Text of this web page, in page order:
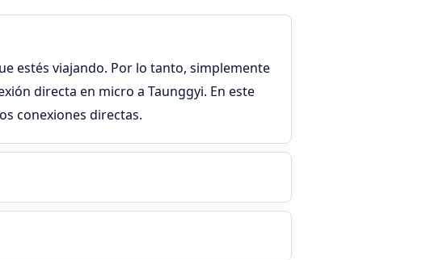
estés viajando. Por lo tanto, simplemente
directa en micro a Taunggyi. En este
conexiones directas.